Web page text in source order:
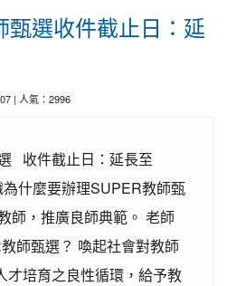
甄選收件截止日：延
| 人氣：2996
收件截止日：延長至
什麼要辦理SUPER教師甄
師，推廣良師典範。 老師
師甄選？ 喚起社會對教師
才培育之良性循環，給予教